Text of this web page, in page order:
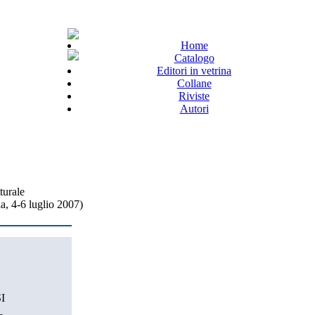
Home
Catalogo
Editori in vetrina
Collane
Riviste
Autori
4-6 luglio 2007)